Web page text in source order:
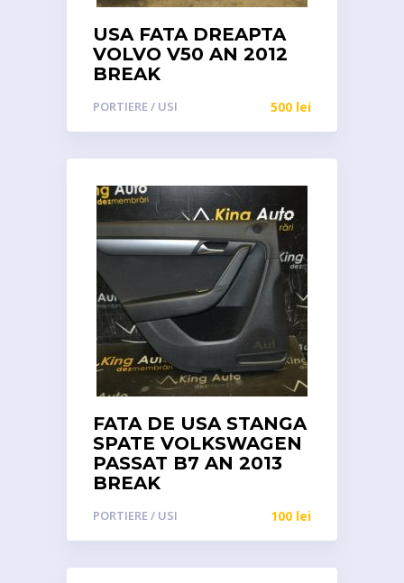
USA FATA DREAPTA
VOLVO V50 AN 2012
BREAK
PORTIERE / USI 500 lei
FATA DE USA STANGA
SPATE VOLKSWAGEN
PASSAT B7 AN 2013
BREAK
PORTIERE / USI 100 lei